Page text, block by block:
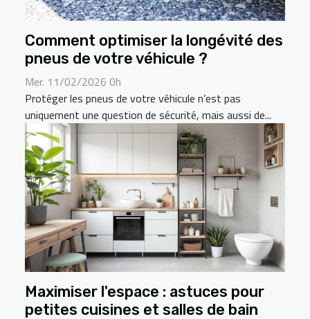
Comment optimiser la longévité des
pneus de votre véhicule ?
Mer. 11/02/2026 0h
Protéger les pneus de votre véhicule n’est pas
uniquement une question de sécurité, mais aussi de...
Maximiser l'espace : astuces pour
petites cuisines et salles de bain